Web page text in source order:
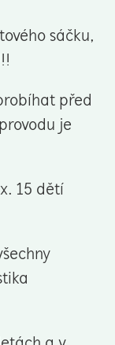
sáčku,
před
je
15 dětí